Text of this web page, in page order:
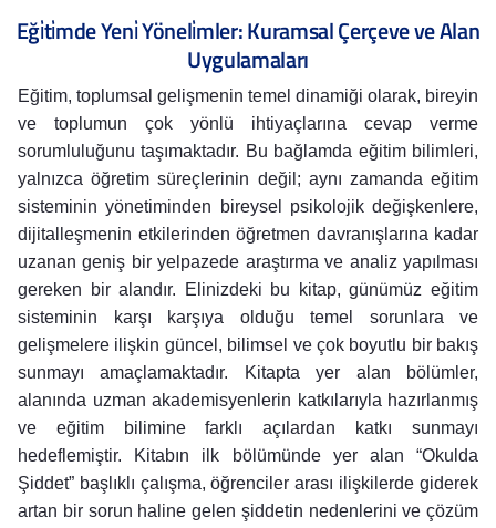
Eği̇ti̇mde Yeni̇ Yöneli̇mler: Kuramsal Çerçeve ve Alan
Uygulamaları
Eğitim, toplumsal gelişmenin temel dinamiği olarak, bireyin
ve toplumun çok yönlü ihtiyaçlarına cevap verme
sorumluluğunu taşımaktadır. Bu bağlamda eğitim bilimleri,
yalnızca öğretim süreçlerinin değil; aynı zamanda eğitim
sisteminin yönetiminden bireysel psikolojik değişkenlere,
dijitalleşmenin etkilerinden öğretmen davranışlarına kadar
uzanan geniş bir yelpazede araştırma ve analiz yapılması
gereken bir alandır. Elinizdeki bu kitap, günümüz eğitim
sisteminin karşı karşıya olduğu temel sorunlara ve
gelişmelere ilişkin güncel, bilimsel ve çok boyutlu bir bakış
sunmayı amaçlamaktadır. Kitapta yer alan bölümler,
alanında uzman akademisyenlerin katkılarıyla hazırlanmış
ve eğitim bilimine farklı açılardan katkı sunmayı
hedeflemiştir. Kitabın ilk bölümünde yer alan “Okulda
Şiddet” başlıklı çalışma, öğrenciler arası ilişkilerde giderek
artan bir sorun haline gelen şiddetin nedenlerini ve çözüm